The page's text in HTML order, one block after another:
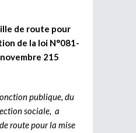
de route pour
de la loi N°081-
215
publique, du
sociale, a
route pour la mise